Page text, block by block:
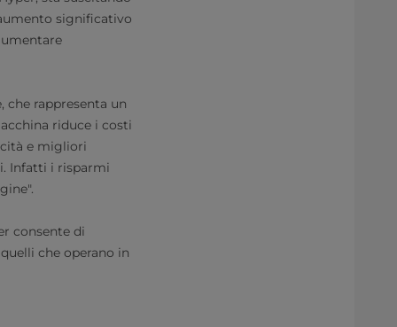
significativo
rappresenta un
riduce i costi
e migliori
Infatti i risparmi
consente di
che operano in